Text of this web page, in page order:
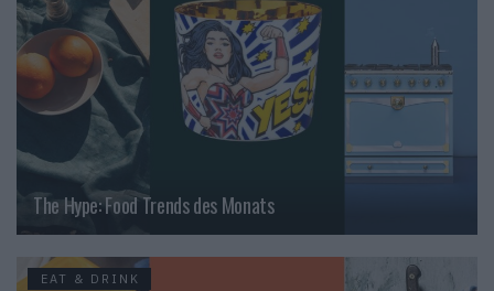
The Hype: Food Trends des Monats
EAT & DRINK